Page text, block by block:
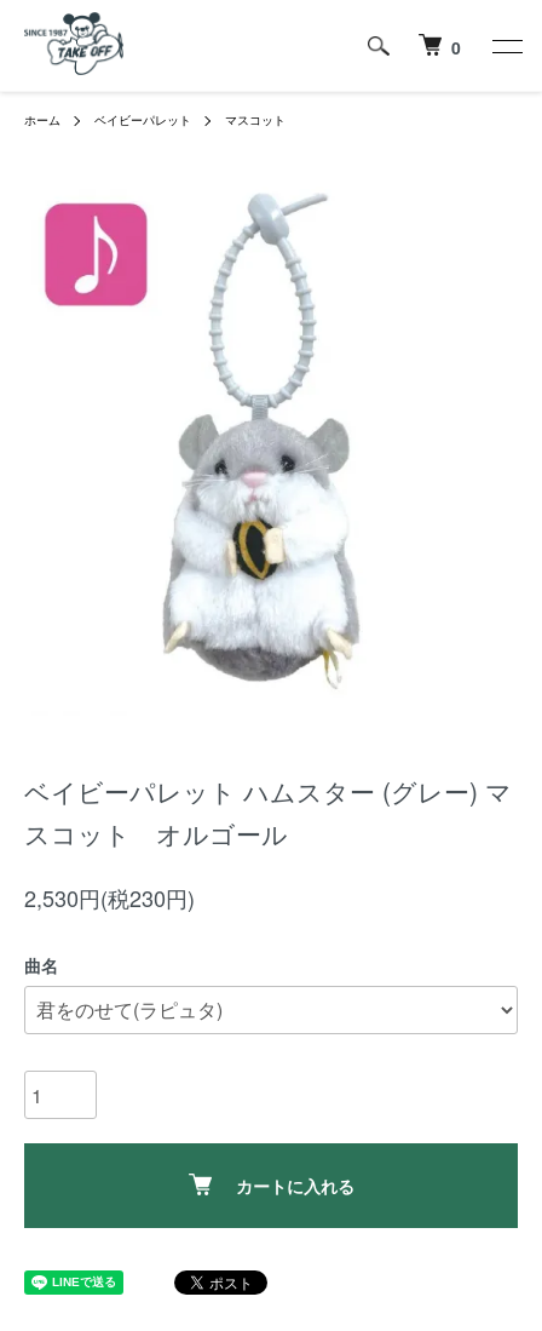
0
ホーム ベイビーパレット マスコット
ベイビーパレット ハムスター (グレー) マ
スコット オルゴール
2,530円(税230円)
曲名
カートに入れる